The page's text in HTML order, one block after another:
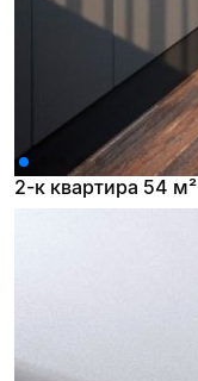
2-к квартира 54 м²